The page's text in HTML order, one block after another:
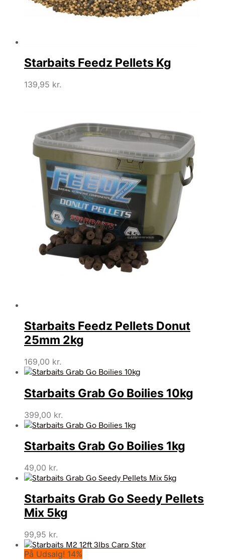
Starbaits Feedz Pellets Kg
139,95 kr.
Starbaits Feedz Pellets Donut
25mm 2kg
169,00 kr.
Starbaits Grab Go Boilies 10kg
399,00 kr.
Starbaits Grab Go Boilies 1kg
49,00 kr.
Starbaits Grab Go Seedy Pellets
Mix 5kg
99,95 kr.
På Udsalg! 14%